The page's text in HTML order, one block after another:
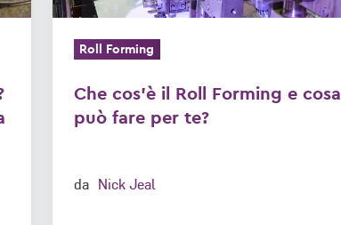
fare
per Roll Forming
Che cos'è il Roll Forming e cosa
può fare per te?
da Nick Jeal